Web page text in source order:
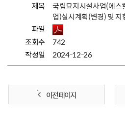
제목
국립묘지시설사업(에스
업)실시계획(변경) 및 지
파일
조회수
742
작성일
2024-12-26
이전 페이지